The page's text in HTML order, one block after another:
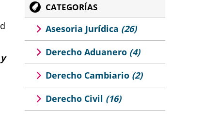
CATEGORÍAS
Asesoria Jurídica (26)
Derecho Aduanero (4)
Derecho Cambiario (2)
Derecho Civil (16)